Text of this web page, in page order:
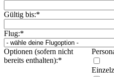
Gültig bis:*
Flug:*
Optionen (sofern nicht
bereits enthalten):*